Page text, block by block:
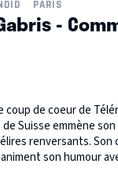
PARIS
-
coup de coeur de
Suisse emmène
renversants. Son
son humour